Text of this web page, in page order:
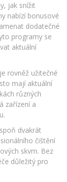
jak snížit
nabízí bonusové
dodatečné
programy se
aktuální
rovněž užitečné
mají aktuální
různých
zařízení a
dvakrát
čištění
skvrn. Bez
důležitý pro